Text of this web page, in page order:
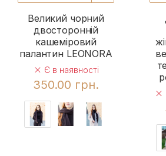
Великий чорний
двосторонній
кашеміровий
палантин LEONORA
Є в наявності
350.00 грн.